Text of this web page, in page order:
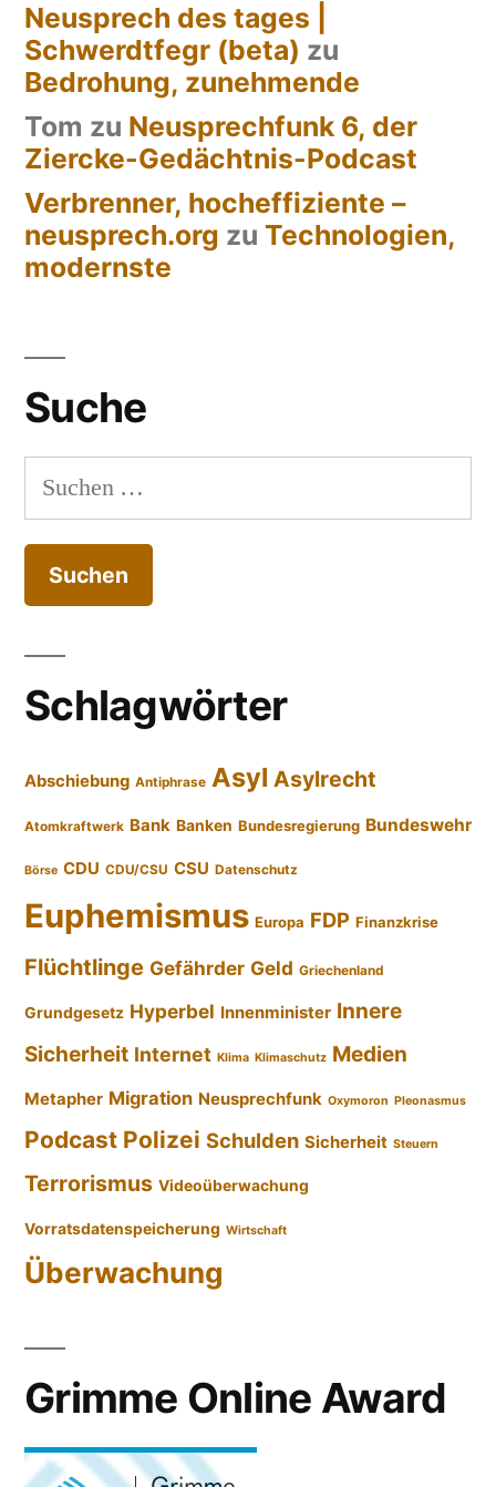
Neusprech des tages |
Schwerdtfegr (beta) zu
Bedrohung, zunehmende
Tom zu Neusprechfunk 6, der
Ziercke-Gedächtnis-Podcast
Verbrenner, hocheffiziente –
neusprech.org zu Technologien,
modernste
Suche
Suchen
nach:
Schlagwörter
Abschiebung Antiphrase Asyl Asylrecht
Atomkraftwerk Bank Banken Bundesregierung Bundeswehr
Börse CDU CDU/CSU CSU Datenschutz
Euphemismus Europa FDP Finanzkrise
Flüchtlinge Gefährder Geld Griechenland
Grundgesetz Hyperbel Innenminister Innere
Sicherheit Internet Klima Klimaschutz Medien
Metapher Migration Neusprechfunk Oxymoron Pleonasmus
Podcast Polizei Schulden Sicherheit Steuern
Terrorismus Videoüberwachung
Vorratsdatenspeicherung Wirtschaft
Überwachung
Grimme Online Award